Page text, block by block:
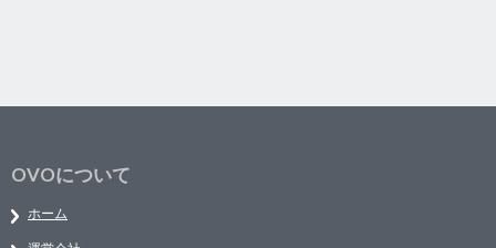
OVOについて
ホーム